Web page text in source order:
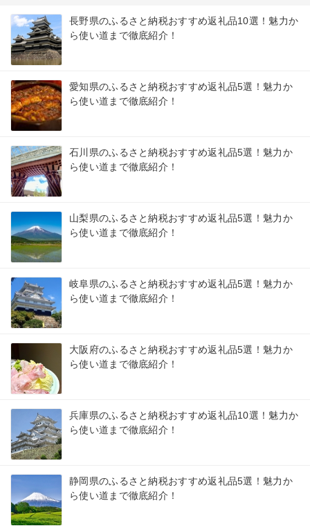
長野県のふるさと納税おすすめ返礼品10選！魅力か
ら使い道まで徹底紹介！
愛知県のふるさと納税おすすめ返礼品5選！魅力か
ら使い道まで徹底紹介！
石川県のふるさと納税おすすめ返礼品5選！魅力か
ら使い道まで徹底紹介！
山梨県のふるさと納税おすすめ返礼品5選！魅力か
ら使い道まで徹底紹介！
岐阜県のふるさと納税おすすめ返礼品5選！魅力か
ら使い道まで徹底紹介！
大阪府のふるさと納税おすすめ返礼品5選！魅力か
ら使い道まで徹底紹介！
兵庫県のふるさと納税おすすめ返礼品10選！魅力か
ら使い道まで徹底紹介！
静岡県のふるさと納税おすすめ返礼品5選！魅力か
ら使い道まで徹底紹介！